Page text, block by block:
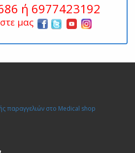
ή 6977423192
μας
παραγγελιών στο Medical shop